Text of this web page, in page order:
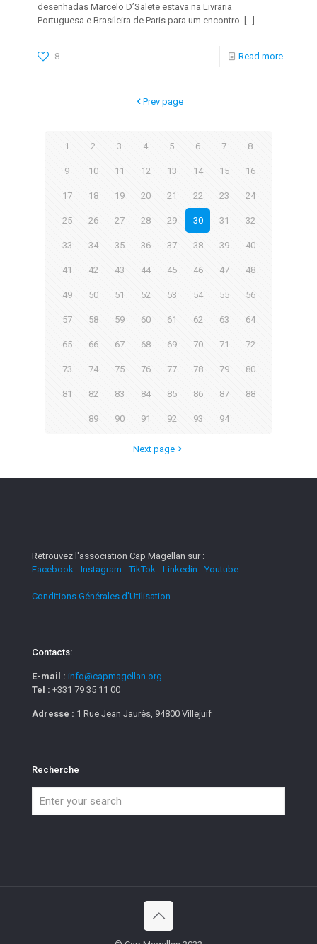
desenhadas Marcelo D’Salete estava na Livraria
Portuguesa e Brasileira de Paris para um encontro. […]
8 Read more
Prev page
1 2 3 4 5 6 7 8
9 10 11 12 13 14 15 16
17 18 19 20 21 22 23 24
25 26 27 28 29 30 31 32
33 34 35 36 37 38 39 40
41 42 43 44 45 46 47 48
49 50 51 52 53 54 55 56
57 58 59 60 61 62 63 64
65 66 67 68 69 70 71 72
73 74 75 76 77 78 79 80
81 82 83 84 85 86 87 88
89 90 91 92 93 94
Next page
Retrouvez l'association Cap Magellan sur :
Facebook - Instagram -TikTok - Linkedin - Youtube
Conditions Générales d'Utilisation
Contacts:
E-mail : info@capmagellan.org
Tel : +331 79 35 11 00
Adresse : 1 Rue Jean Jaurès, 94800 Villejuif
Recherche